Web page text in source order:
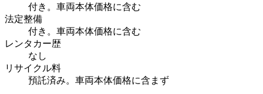
付き。車両本体価格に含む
法定整備
付き。車両本体価格に含む
レンタカー歴
なし
リサイクル料
預託済み。車両本体価格に含まず